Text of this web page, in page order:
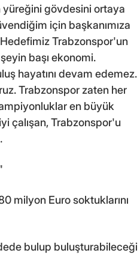
yüreğini gövdesini ortaya
için başkanımıza
Hedefimiz Trabzonspor'un
başı ekonomi.
hayatını devam edemez.
Trabzonspor zaten her
en büyük
çalışan, Trabzonspor'u
milyon Euro soktuklarını
bulup buluşturabileceği